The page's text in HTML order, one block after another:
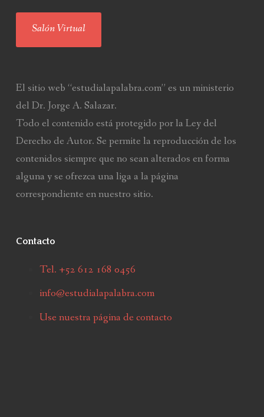
Salón Virtual
El sitio web “estudialapalabra.com” es un ministerio
del Dr. Jorge A. Salazar.
Todo el contenido está protegido por la Ley del
Derecho de Autor. Se permite la reproducción de los
contenidos siempre que no sean alterados en forma
alguna y se ofrezca una liga a la página
correspondiente en nuestro sitio.
Contacto
Tel. +52 612 168 0456
info@estudialapalabra.com
Use nuestra página de contacto